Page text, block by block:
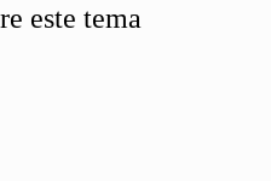
este tema